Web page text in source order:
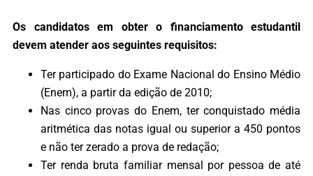
Os candidatos em obter o financiamento estudantil
devem atender aos seguintes requisitos:
Ter participado do Exame Nacional do Ensino Médio
(Enem), a partir da edição de 2010;
Nas cinco provas do Enem, ter conquistado média
aritmética das notas igual ou superior a 450 pontos
e não ter zerado a prova de redação;
Ter renda bruta familiar mensal por pessoa de até